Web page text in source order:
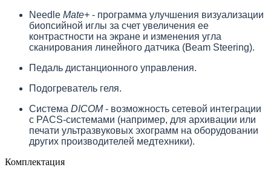
Needle Mate+ - программа улучшения визуализации
биопсийной иглы за счет увеличения ее
контрастности на экране и изменения угла
сканирования линейного датчика (Beam Steering).
Педаль дистанционного управления.
Подогреватель геля.
Система DICOM- возможность сетевой интеграции
с PACS-системами (например, для архивации или
печати ультразвуковых эхограмм на оборудовании
других производителей медтехники).
Комплектация